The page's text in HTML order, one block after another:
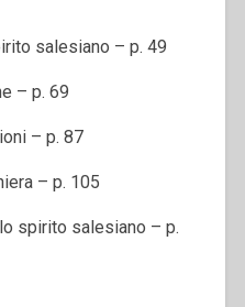
salesiano – p. 49
– p. 69
– p. 87
– p. 105
spirito salesiano – p.